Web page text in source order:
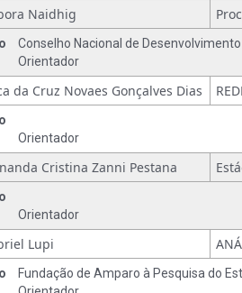
Naidhig
Conselho Nacional de
Orientador
da Cruz Novaes Gonçalves Dias
Orientador
Cristina Zanni Pestana
Orientador
Lupi
Fundação de Amparo à Pesquisa do